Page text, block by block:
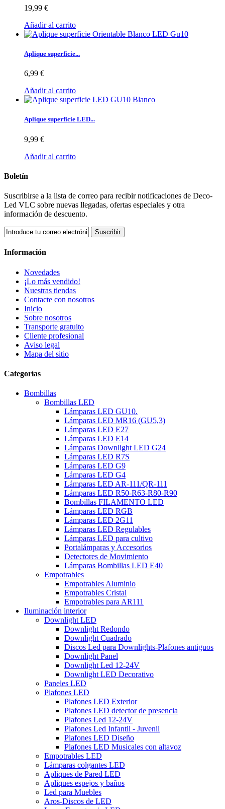
19,99 €
Añadir al carrito
Aplique superficie...
6,99 €
Añadir al carrito
Aplique superficie LED...
9,99 €
Añadir al carrito
Boletín
Suscribirse a la lista de correo para recibir notificaciones de Deco-
Led VLC sobre nuevas llegadas, ofertas especiales y otra
información de descuento.
Suscribir
Información
Novedades
¡Lo más vendido!
Nuestras tiendas
Contacte con nosotros
Inicio
Sobre nosotros
Transporte gratuito
Cliente profesional
Aviso legal
Mapa del sitio
Categorías
Bombillas
Bombillas LED
Lámparas LED GU10.
Lámparas LED MR16 (GU5,3)
Lámparas LED E27
Lámparas LED E14
Lámparas Downlight LED G24
Lámparas LED R7S
Lámparas LED G9
Lámparas LED G4
Lámparas LED AR-111/QR-111
Lámparas LED R50-R63-R80-R90
Bombillas FILAMENTO LED
Lámparas LED RGB
Lámparas LED 2G11
Lámparas LED Regulables
Lámparas LED para cultivo
Portalámparas y Accesorios
Detectores de Movimiento
Lámparas Bombillas LED E40
Empotrables
Empotrables Aluminio
Empotrables Cristal
Empotrables para AR111
Iluminación interior
Downlight LED
Downlight Redondo
Downlight Cuadrado
Discos Led para Downlights-Plafones antiguos
Downlight Panel
Downlight Led 12-24V
Downlight LED Decorativo
Paneles LED
Plafones LED
Plafones LED Exterior
Plafones LED detector de presencia
Plafones Led 12-24V
Plafones Led Infantil - Juvenil
Plafones LED Diseño
Plafones LED Musicales con altavoz
Empotrables LED
Lámparas colgantes LED
Apliques de Pared LED
Apliques espejos y baños
Led para Muebles
Aros-Discos de LED